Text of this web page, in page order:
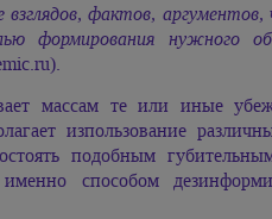
фактов,
формирования нужного
массам те или иные
изпользование
подобным
способом